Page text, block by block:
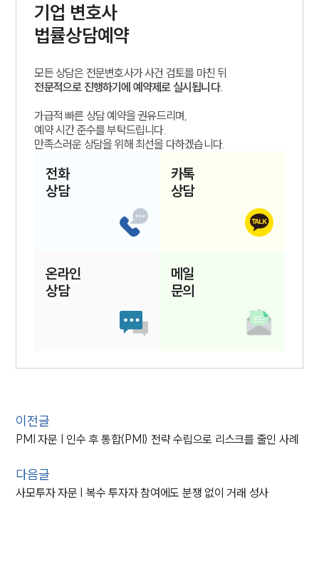
기업 변호사
법률상담예약
모든 상담은 전문변호사가 사건 검토를 마친 뒤
전문적으로 진행하기에 예약제로 실시됩니다.
가급적 빠른 상담 예약을 권유드리며,
예약 시간 준수를 부탁드립니다.
만족스러운 상담을 위해 최선을 다하겠습니다.
전화
상담
카톡
상담
온라인
상담
메일
문의
이전글
PMI 자문 | 인수 후 통합(PMI) 전략 수립으로 리스크를 줄인 사례
다음글
사모투자 자문 | 복수 투자자 참여에도 분쟁 없이 거래 성사